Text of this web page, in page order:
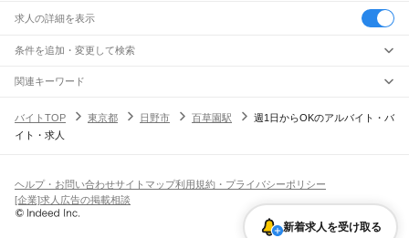
求人の詳細を表示
条件を追加・変更して検索
市区町村を追加・変更
東京都すべて
東京23区
江戸川区
八王子市立川市武蔵野市 昭島市調布市町田市小金井市
小平市日野市 狛江市 東大和市 清瀬市
あきる野市西東京市 大島町利島村
駅を追加・変更
JR山手線
大崎駅五反田駅目黒駅恵比寿駅 代々木駅新宿駅新大久保駅
高田馬場駅
田端駅 西日暮里駅
新橋駅浜松町駅田町駅
職種を追加・変更
飲食・フードサービスすべて
ホールスタッフキッチンスタッフ
パン屋（ベーカリー）
バー（BAR）・バーテンダー
飲食店（店長・マネージャー）
人気
日払いOK高校生歓迎 髪型・髪色自由
留学生・外国人活躍中
雇用形態を追加・変更
関連キーワード
バイトTOP
東京都 日野市 百草園駅
週1日からOKのアルバイト・バ
イト・求人
新着求人を受け取る
ヘルプ・お問い合わせサイトマップ利用規約・プライバシーポリシー
[企業]求人広告の掲載相談